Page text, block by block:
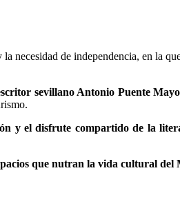
necesidad de independencia, en la
sevillano Antonio Puente
y el disfrute compartido de la
que nutran la vida cultural del